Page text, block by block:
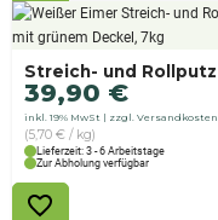
Streich- und Rollputz
39,90 €
inkl. 19% MwSt zzgl. Versandkosten
(5,70 € / kg)
Lieferzeit: 3 - 6 Arbeitstage
Zur Abholung verfügbar